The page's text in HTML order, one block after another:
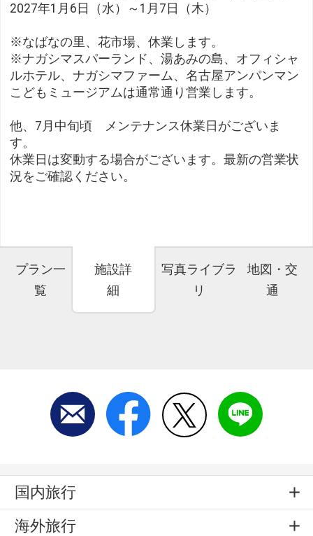
2027年1月6日（水）～1月7日（木）
※なばなの里、花市場、休業します。
※ナガシマスパーランド、湯あみの島、オフィシャ
ルホテル、ナガシマファーム、名古屋アンパンマン
こどもミュージアムは通常通り営業します。
他、7月中旬頃 メンテナンス休業日がございま
す。
休業日は変動する場合がございます。最新の営業状
況をご確認ください。
プラン一
覧
施設詳
細
写真ライブラ
リ
地図・交
通
国内旅行
海外旅行